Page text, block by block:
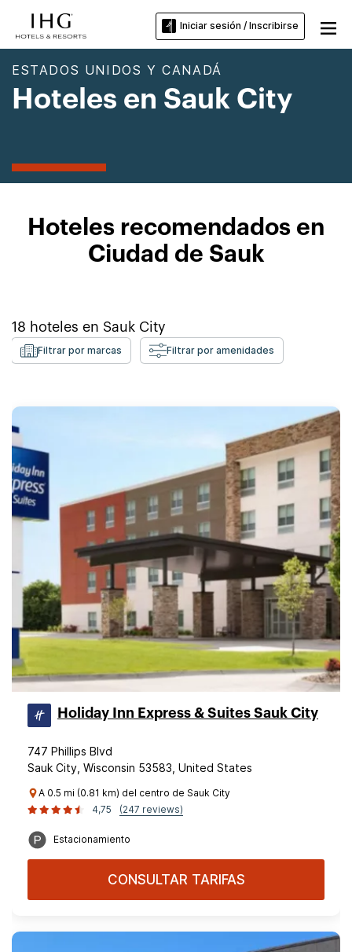
Iniciar sesión / Inscribirse
ESTADOS UNIDOS Y CANADÁ
Hoteles en Sauk City
Hoteles recomendados en
Ciudad de Sauk
18 hoteles en Sauk City
Filtrar por marcas Filtrar por amenidades
Holiday Inn Express & Suites Sauk City
747 Phillips Blvd
Sauk City, Wisconsin 53583, United States
A 0.5 mi (0.81 km) del centro de Sauk City
4,75
(247 reviews)
Estacionamiento
CONSULTAR TARIFAS